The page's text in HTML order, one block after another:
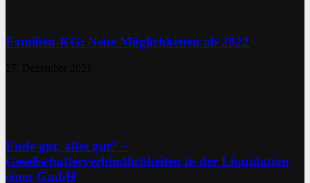
Familien-KG: Neue Möglichkeiten ab 2022
Ende gut, alles gut? −
Gesellschafterverbindlichkeiten in der Liquidation
einer GmbH